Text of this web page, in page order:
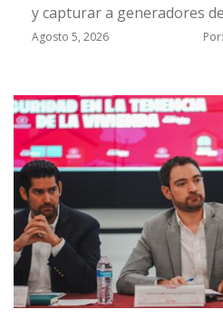
y capturar a generadores
Agosto 5, 2026 Por: